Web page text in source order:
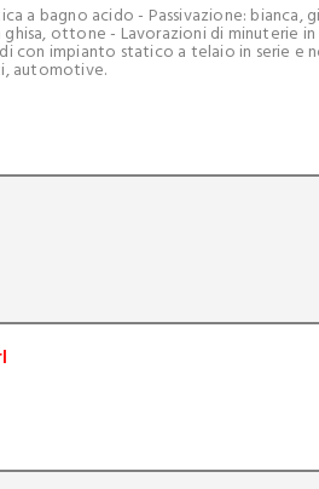
a bagno acido - Passivazione:
ghisa, ottone - Lavorazioni di minuterie
con impianto statico a telaio in serie e
automotive.